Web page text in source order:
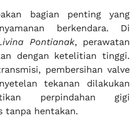
bagian penting yang
berkendara. Di
Pontianak, perawatan
dengan ketelitian tinggi.
pembersihan valve
tekanan dilakukan
perpindahan gigi
tanpa hentakan.